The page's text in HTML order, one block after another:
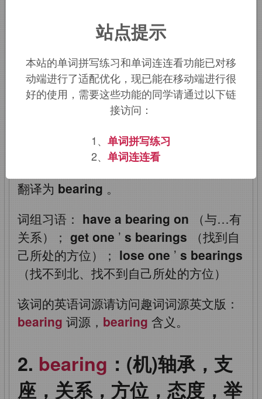
件，如轴承、支架等。另外，它还有几个
引申含义。1）举止或风度。我们中文常
说某个人“摆架子”，这里的“架子”在英文中
就是bearing。2）关系或影响。单词
bear含有“孕育”之意，而凡事的果都孕育
bearing也就含有“关系”、“影
响”之意。3）方位。bearing
盘中的“方位角”，因此衍生出“方位”之意。
翻译为 bearing 。
词组习语： have a bearing on （与…有
关系）； get one ’ s bearings （找到自
己所处的方位）； lose one ’ s bearings
（找不到北、找不到自己所处的方位）
该词的英语词源请访问趣词词源英文版：
bearing 词源， bearing 含义。
bearing ：(机)轴承，支
座，关系，方位，态度，举
站点提示
本站的单词拼写练习和单词连连看功能已对移
动端进行了适配优化，现已能在移动端进行很
好的使用，需要这些功能的同学请通过以下链
接访问：
1、 单词拼写练习
2、 单词连连看